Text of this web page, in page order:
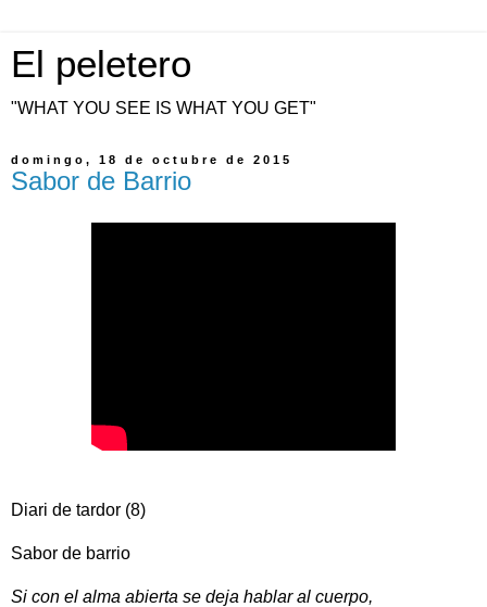
El peletero
"WHAT YOU SEE IS WHAT YOU GET"
domingo, 18 de octubre de 2015
Sabor de Barrio
Diari de tardor (8)
Sabor de barrio
Si con el alma abierta se deja hablar al cuerpo,